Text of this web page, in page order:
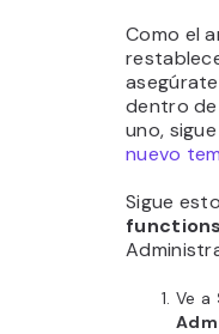
Como el
dentro
uno,
nuevo
Sigue
Ve a